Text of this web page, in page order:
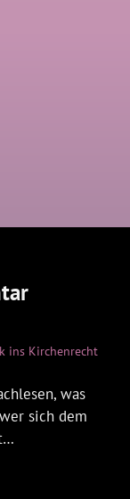
ins Kirchenrecht
was
sich dem